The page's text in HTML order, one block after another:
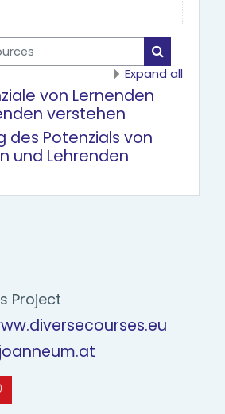
Search
Expand all
von Lernenden
verstehen
des Potenzials von
und Lehrenden
Project